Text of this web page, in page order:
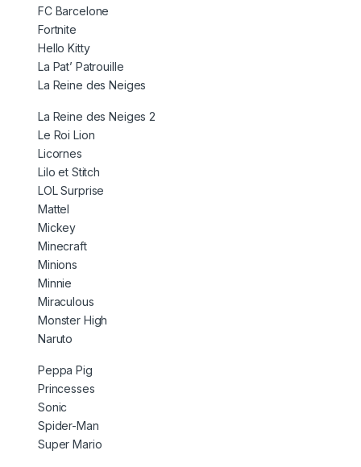
FC Barcelone
Fortnite
Hello Kitty
La Pat’ Patrouille
La Reine des Neiges
La Reine des Neiges 2
Le Roi Lion
Licornes
Lilo et Stitch
LOL Surprise
Mattel
Mickey
Minecraft
Minions
Minnie
Miraculous
Monster High
Naruto
Peppa Pig
Princesses
Sonic
Spider-Man
Super Mario